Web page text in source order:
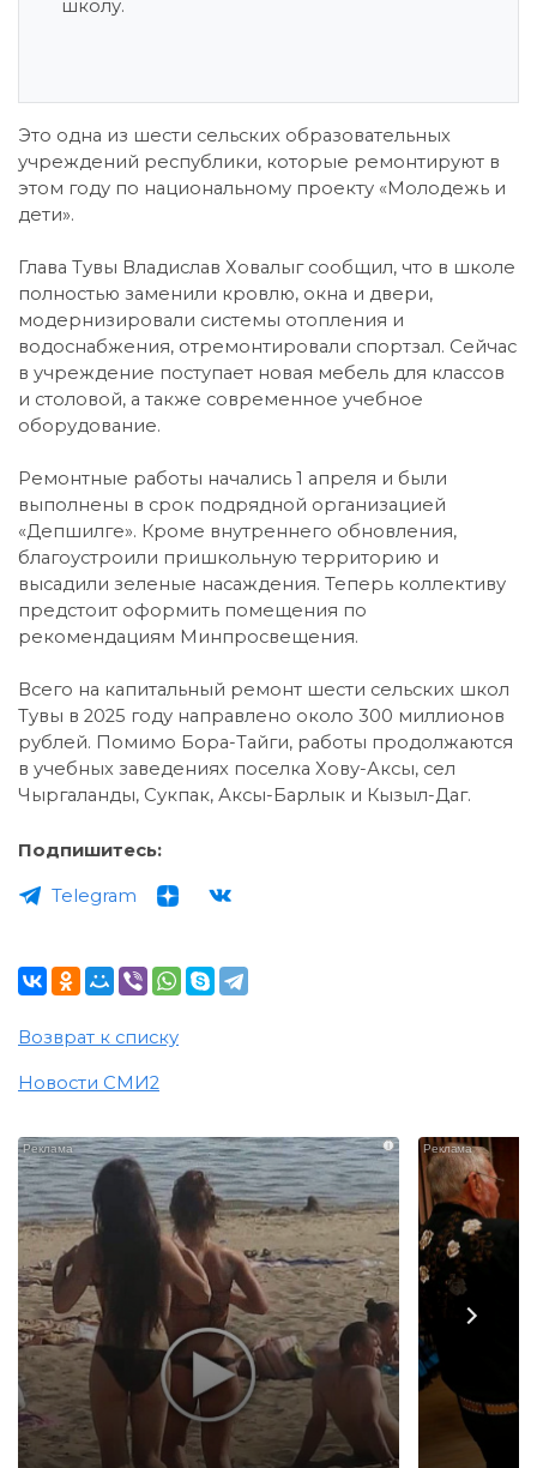
школу.
Это одна из шести сельских образовательных
учреждений республики, которые ремонтируют в
этом году по национальному проекту «Молодежь и
дети».
Глава Тувы Владислав Ховалыг сообщил, что в школе
полностью заменили кровлю, окна и двери,
модернизировали системы отопления и
водоснабжения, отремонтировали спортзал. Сейчас
в учреждение поступает новая мебель для классов
и столовой, а также современное учебное
оборудование.
Ремонтные работы начались 1 апреля и были
выполнены в срок подрядной организацией
«Депшилге». Кроме внутреннего обновления,
благоустроили пришкольную территорию и
высадили зеленые насаждения. Теперь коллективу
предстоит оформить помещения по
рекомендациям Минпросвещения.
Всего на капитальный ремонт шести сельских школ
Тувы в 2025 году направлено около 300 миллионов
рублей. Помимо Бора-Тайги, работы продолжаются
в учебных заведениях поселка Хову-Аксы, сел
Чыргаланды, Сукпак, Аксы-Барлык и Кызыл-Даг.
Подпишитесь:
Telegram
Возврат к списку
Новости СМИ2
i